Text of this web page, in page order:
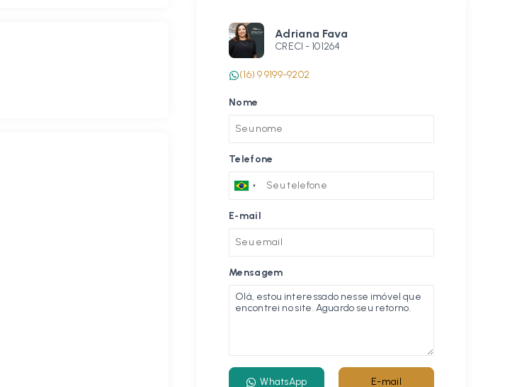
Adriana Fava
CRECI - 101264
(16) 9 9199-9202
Nome
Telefone
E-mail
Mensagem
WhatsApp E-mail